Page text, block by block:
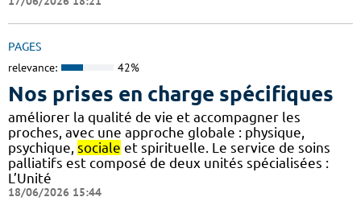
PAGES
relevance: 42%
Nos prises en charge spécifiques
améliorer la qualité de vie et accompagner les
proches, avec une approche globale : physique,
psychique, sociale et spirituelle. Le service de soins
palliatifs est composé de deux unités spécialisées :
L’Unité
18/06/2026 15:44